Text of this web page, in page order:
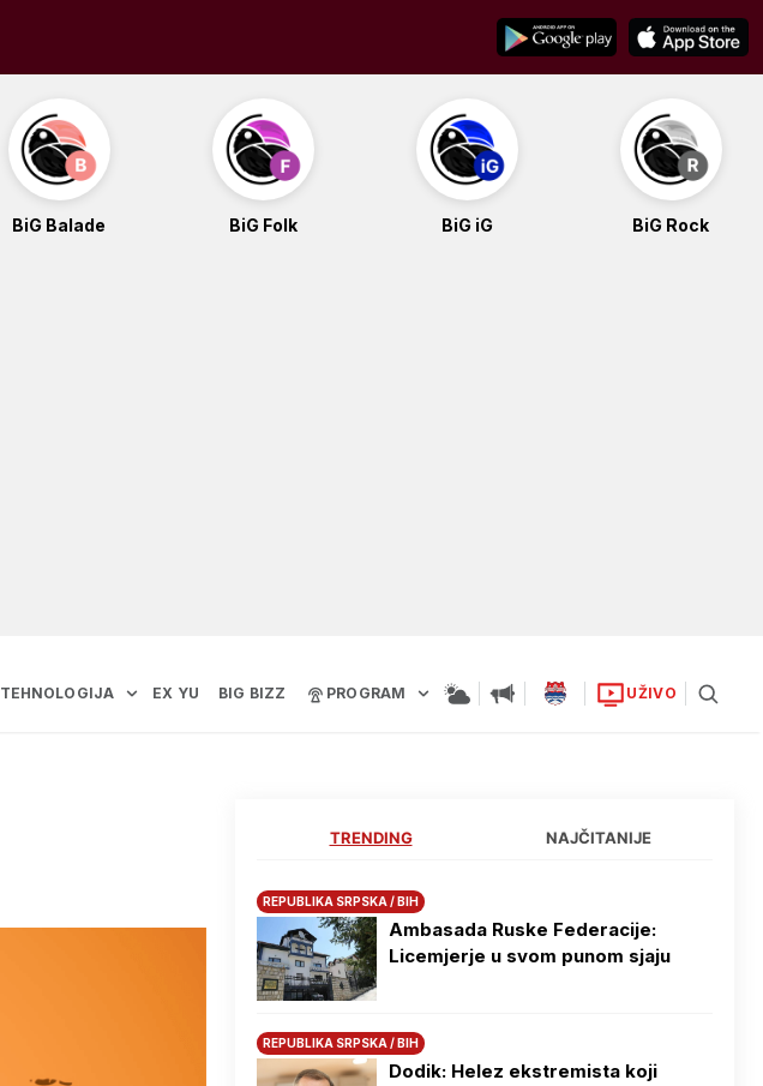
BiG Balade BiG Folk BiG iG BiG Rock
TEHNOLOGIJA EX YU BIG BIZZ PROGRAM UŽIVO
TRENDING NAJČITANIJE
REPUBLIKA SRPSKA / BIH
Ambasada Ruske Federacije:
Licemjerje u svom punom sjaju
REPUBLIKA SRPSKA / BIH
Dodik: Helez ekstremista koji